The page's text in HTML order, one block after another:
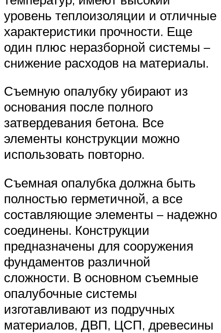
уровень теплоизоляции и отличные
характеристики прочности. Еще
один плюс неразборной системы –
снижение расходов на материалы.
Съемную опалубку убирают из
основания после полного
затвердевания бетона. Все
элементы конструкции можно
использовать повторно.
Съемная опалубка должна быть
полностью герметичной, а все
составляющие элементы – надежно
соединены. Конструкции
предназначены для сооружения
фундаментов различной
сложности. В основном съемные
опалубочные системы
изготавливают из подручных
материалов, ДВП, ЦСП, древесины